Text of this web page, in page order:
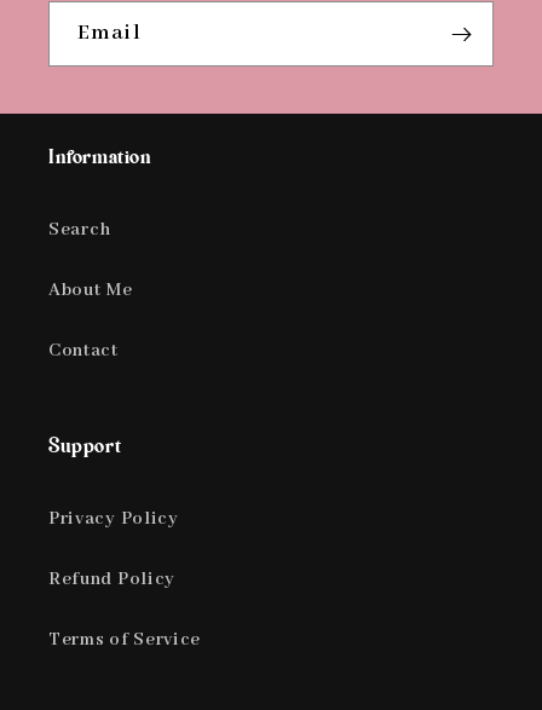
Email
Information
Search
About Me
Contact
Support
Privacy Policy
Refund Policy
Terms of Service